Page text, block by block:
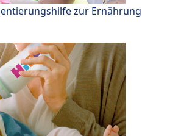
zur Ernährung